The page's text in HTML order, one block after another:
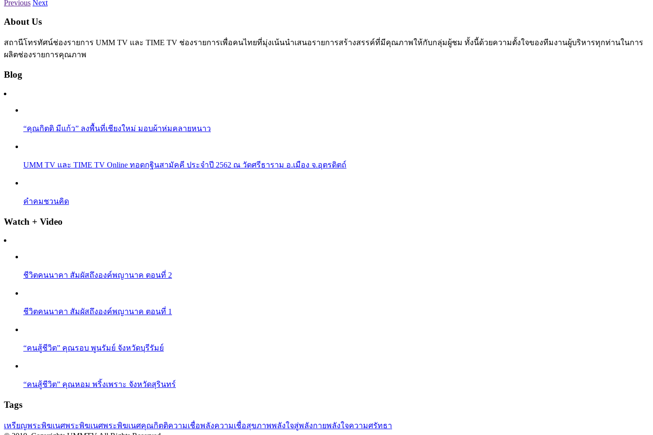
Previous Next
About Us
สถานีโทรทัศน์ช่องรายการ UMM TV และ TIME TV ช่องรายการเพื่อคนไทยที่มุ่งเน้นนำเสนอรายการสร้างสรรค์ที่มีคุณภาพให้กับกลุ่มผู้ชม ทั้งนี้ด้วยความตั้งใจของทีมงานผู้บริหารทุกท่านในการ
ผลิตช่องรายการคุณภาพ
Blog
“คุณกิตติ มีแก้ว” ลงพื้นที่เชียงใหม่ มอบผ้าห่มคลายหนาว
UMM TV และ TIME TV Online ทอดกฐินสามัคคี ประจำปี 2562 ณ วัดศรีธาราม อ.เมือง จ.อุตรดิตถ์
คำคมชวนคิด
Watch + Video
ชีวิตคนนาคา สัมผัสถึงองค์พญานาค ตอนที่ 2
ชีวิตคนนาคา สัมผัสถึงองค์พญานาค ตอนที่ 1
“คนสู้ชีวิต” คุณรอบ พูนรัมย์ จังหวัดบุรีรัมย์
“คนสู้ชีวิต” คุณหอม พริ้งเพราะ จังหวัดสุรินทร์
Tags
เหรียญพระพิฆเนศพระพิฆเนศพระพิฆเนศคุณกิตติความเชื่อพลังความเชื่อสุขภาพพลังใจสู่พลังกายพลังใจความศรัทธา